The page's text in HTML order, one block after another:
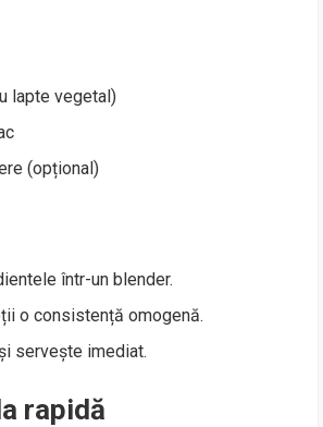
lapte vegetal)
(opțional)
într-un blender.
o consistență omogenă.
servește imediat.
rapidă